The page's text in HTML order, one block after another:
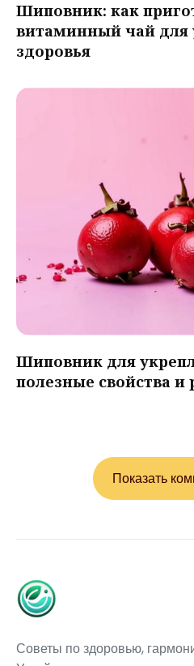
Шиповник: как
витаминный чай для
здоровья
Шиповник для
полезные свойства и
Показать
Советы по здоровью,